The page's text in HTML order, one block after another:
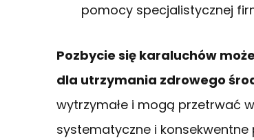
pomocy specjalistycznej
Pozbycie się karaluchów
dla utrzymania zdrowego
wytrzymałe i mogą przetrwać
systematyczne i